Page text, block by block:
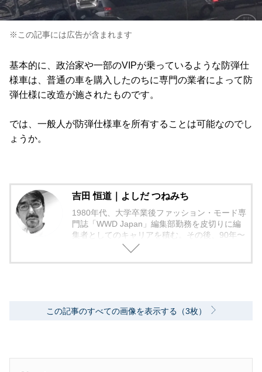
※この記事には広告が含まれます
基本的に、政治家や一部のVIPが乗っているような防弾仕
様車は、普通の車を購入したのちに専門の業者によって防
弾仕様に改造が施されたものです。
では、一般人が防弾仕様車を所有することは可能なのでし
ょうか。
吉田 恒道｜よしだ つねみち
1980年代、大学卒業後ファッション・モード専
門誌「WWD Japan」編集部勤務を皮切りに編
集者としてのキャリアを積む。その後、90年〜
2000年代、中堅出版社ダイヤモンド社の自動車
この記事のすべての画像を表示する（3枚）